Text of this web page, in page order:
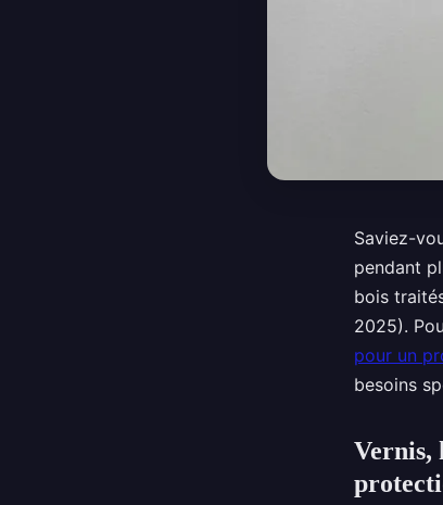
Saviez-
pendant
bois
2025).
pour un
besoins
Vernis,